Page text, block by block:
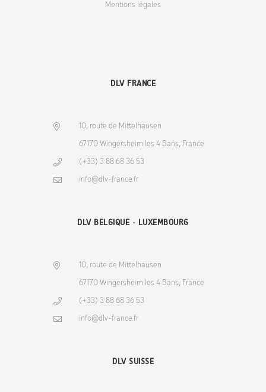
Mentions légales
DLV FRANCE
10, route de Mittelhausen
67170 Wingersheim les 4 Bans, France
(+33) 3 88 68 36 53
info@dlv-france.fr
DLV BELGIQUE - LUXEMBOURG
10, route de Mittelhausen
67170 Wingersheim les 4 Bans, France
(+33) 3 88 68 36 53
info@dlv-france.fr
DLV SUISSE